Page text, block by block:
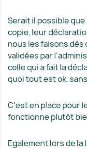
Serait il possible
copie, leur
nous les faisons
validées par
celle qui a fait la
quoi tout est ok, sans
C'est en place pour
fonctionne plutôt
Egalement lors de la